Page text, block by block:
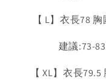
【 L】衣長78
建議:73-
【 XL】衣長